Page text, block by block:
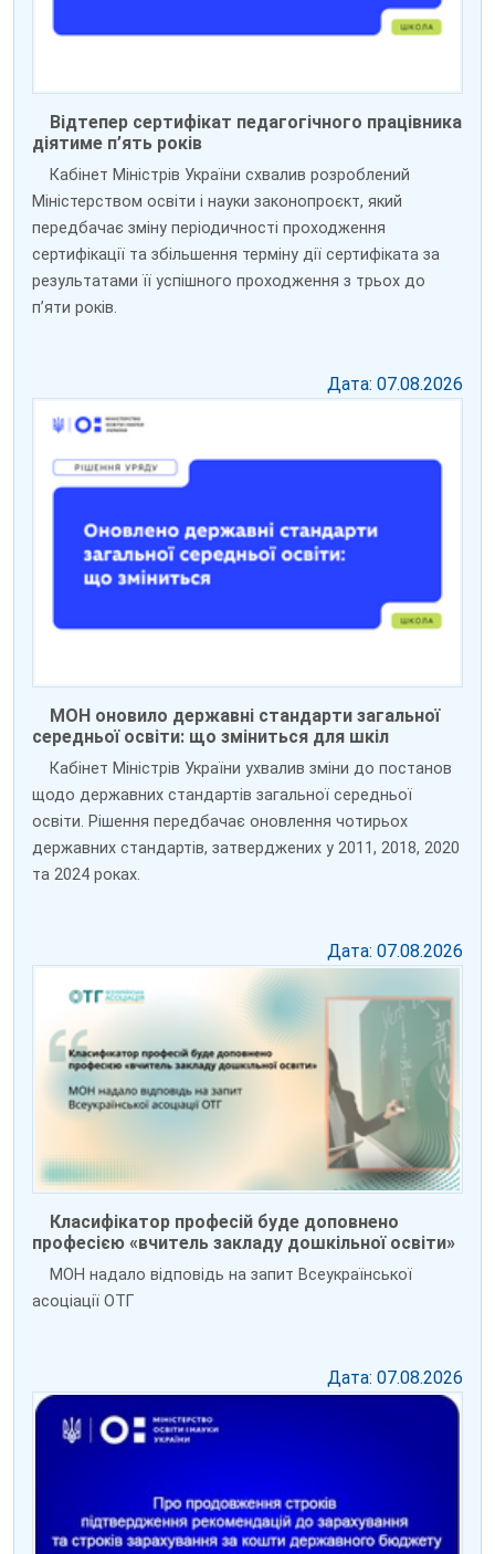
Відтепер сертифікат педагогічного працівника
діятиме п’ять років
Кабінет Міністрів України схвалив розроблений
Міністерством освіти і науки законопроєкт, який
передбачає зміну періодичності проходження
сертифікації та збільшення терміну дії сертифіката за
результатами її успішного проходження з трьох до
пʼяти років.
Дата: 07.08.2026
МОН оновило державні стандарти загальної
середньої освіти: що зміниться для шкіл
Кабінет Міністрів України ухвалив зміни до постанов
щодо державних стандартів загальної середньої
освіти. Рішення передбачає оновлення чотирьох
державних стандартів, затверджених у 2011, 2018, 2020
та 2024 роках.
Дата: 07.08.2026
Класифікатор професій буде доповнено
професією «вчитель закладу дошкільної освіти»
МОН надало відповідь на запит Всеукраїнської
асоціації ОТГ
Дата: 07.08.2026